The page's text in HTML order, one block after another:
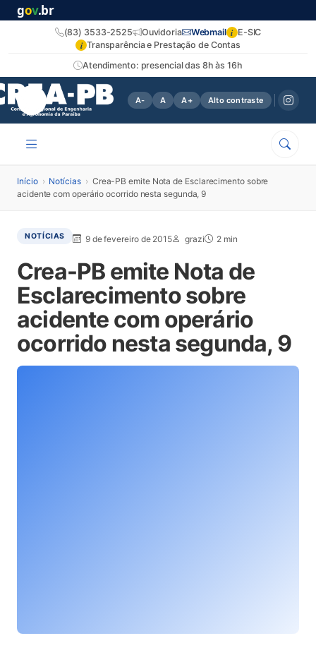
gov.br
Atendimento: presencial das 8h às 16h
(83) 3533-2525 Ouvidoria Webmail i E-SIC
i Transparência e Prestação de Contas
A- A A+ Alto contraste
Início › Notícias › Crea-PB emite Nota de Esclarecimento sobre
acidente com operário ocorrido nesta segunda, 9
NOTÍCIAS 9 de fevereiro de 2015 grazi 2 min
Crea-PB emite Nota de
Esclarecimento sobre
acidente com operário
ocorrido nesta segunda, 9